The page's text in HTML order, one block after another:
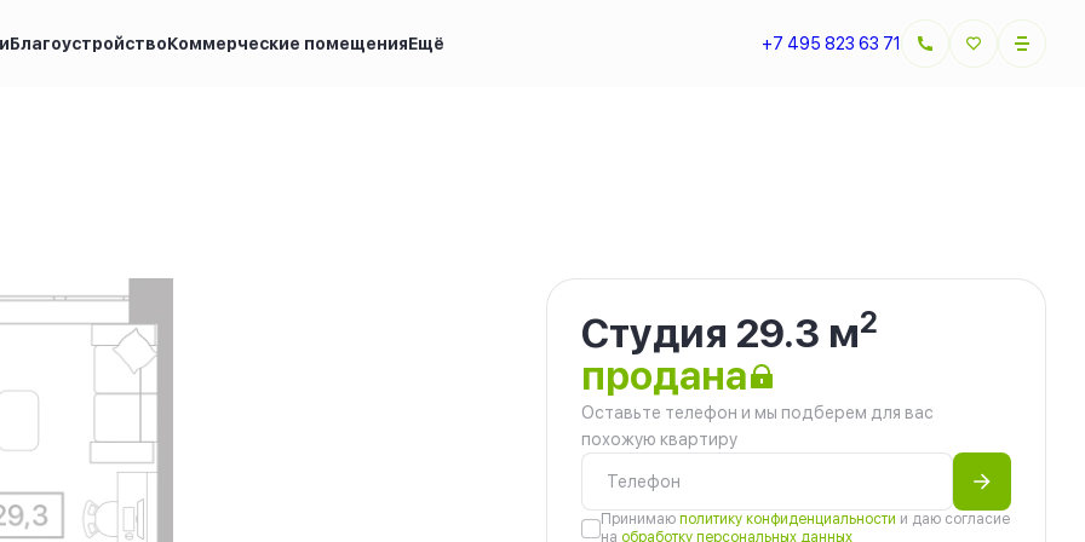
БлагоустройствоКоммерческие помещенияЕщё +7 495 823 63 71
Студия 29.3 м2
продана
Оставьте телефон и мы подберем для вас
похожую квартиру
Принимаю политику конфиденциальности и даю согласие
на обработку персональных данных